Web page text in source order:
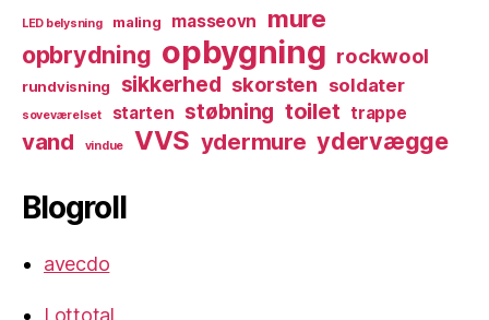
LED belysning maling masseovn mure
opbrydning opbygning rockwool
rundvisning sikkerhed skorsten soldater
soveværelset starten støbning toilet trappe
vand vindue VVS ydermure ydervægge
Blogroll
avecdo
Lottotal